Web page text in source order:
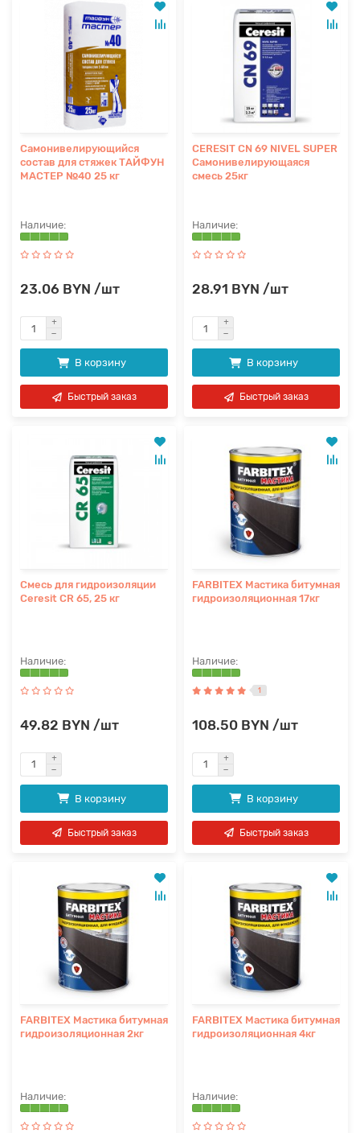
Самонивелирующийся
состав для стяжек ТАЙФУН
МАСТЕР №40 25 кг
23.06 BYN /шт
В корзину
Быстрый заказ
CERESIT CN 69 NIVEL SUPER
Самонивелирующаяся
смесь 25кг
28.91 BYN /шт
В корзину
Быстрый заказ
Cмесь для гидроизоляции
Ceresit CR 65, 25 кг
49.82 BYN /шт
В корзину
Быстрый заказ
FARBITEX Мастика битумная
гидроизоляционная 17кг
1
108.50 BYN /шт
В корзину
Быстрый заказ
FARBITEX Мастика битумная
гидроизоляционная 2кг
FARBITEX Мастика битумная
гидроизоляционная 4кг